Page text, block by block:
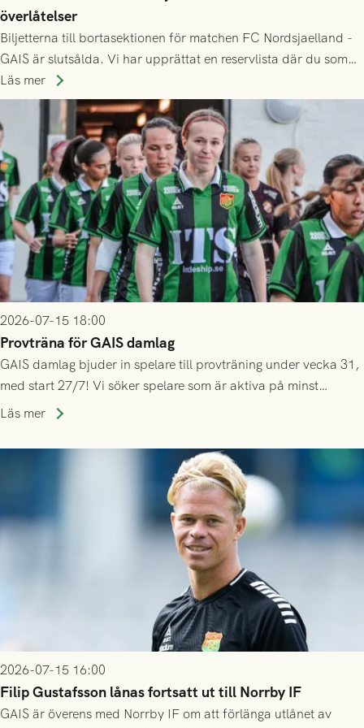
överlåtelser
Biljetterna till bortasektionen för matchen FC Nordsjaelland -
GAIS är slutsålda. Vi har upprättat en reservlista där du som
ännu inte har någon biljett kan anmäla ditt intresse. Du kan
inte själv överlåta din biljett till någon annan.
Läs mer
2026-07-15 18:00
Provträna för GAIS damlag
GAIS damlag bjuder in spelare till provträning under vecka 31,
med start 27/7! Vi söker spelare som är aktiva på minst
division 3-nivå.
Läs mer
2026-07-15 16:00
Filip Gustafsson lånas fortsatt ut till Norrby IF
GAIS är överens med Norrby IF om att förlänga utlånet av